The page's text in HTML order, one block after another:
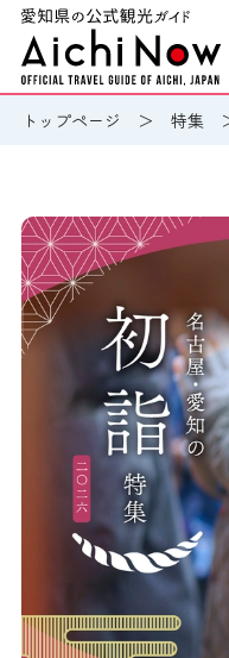
トップページ 特集